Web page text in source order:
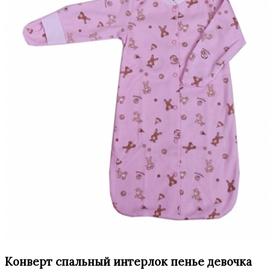
Конверт спальный интерлок пенье девочка